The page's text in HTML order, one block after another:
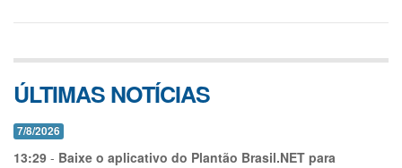
ÚLTIMAS NOTÍCIAS
7/8/2026
13:29 - Baixe o aplicativo do Plantão Brasil.NET para